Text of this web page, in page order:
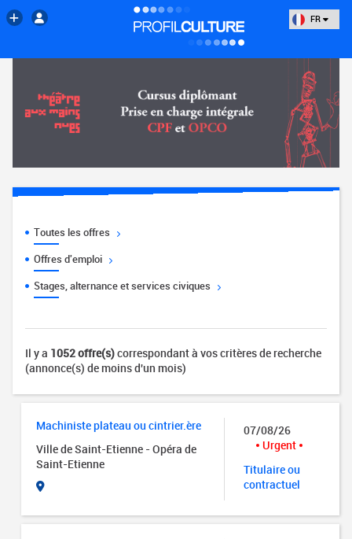
FR
Toutes les offres
Offres d'emploi
Stages, alternance et services civiques
Il y a 1052 offre(s)correspondant à vos critères de recherche
(annonce(s) de moins d'un mois)
Machiniste plateau ou cintrier.ère
Ville de Saint-Etienne - Opéra de
Saint-Etienne
07/08/26
Urgent
Titulaire ou
contractuel